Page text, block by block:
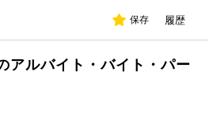
保存 履歴
アルバイト・バイト・パー